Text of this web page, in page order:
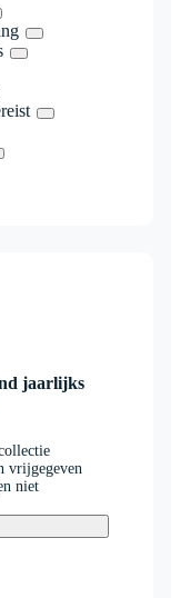
jaarlijks
vrijgegeven
niet